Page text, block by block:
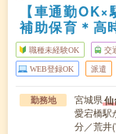
【車通勤
補助保育＊高
職種未経験OK 交
WEB登録OK 派遣
勤務地 宮城県仙
愛宕橋駅
分／荒井